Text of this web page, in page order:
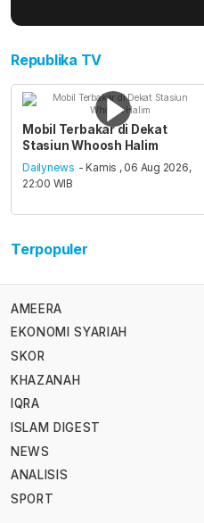
Republika TV
Mobil Terbakar di Dekat
Stasiun Whoosh Halim
Dailynews - Kamis , 06 Aug 2026,
22:00 WIB
Terpopuler
AMEERA
EKONOMI SYARIAH
SKOR
KHAZANAH
IQRA
ISLAM DIGEST
NEWS
ANALISIS
SPORT